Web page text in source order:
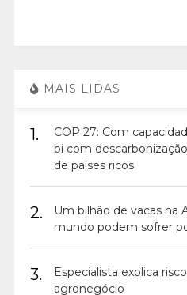
MAIS LIDAS
1.
COP 27: Com
bi com
de países ricos
2.
Um bilhão de vacas na
mundo podem sofrer
3.
Especialista explica
agronegócio